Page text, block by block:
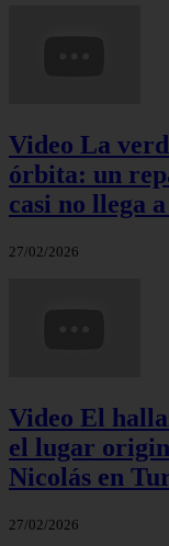
Video La
órbita: un
casi no llega a
27/02/2026
Video El
el lugar
Nicolás en
27/02/2026